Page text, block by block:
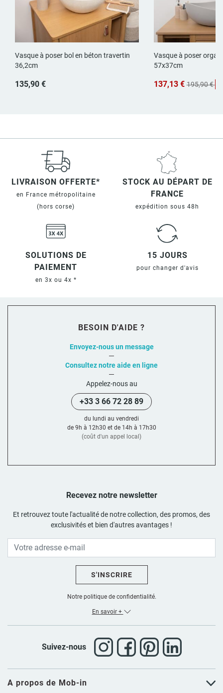
Vasque à poser bol en béton travertin
36,2cm
135,90 €
Vasque à poser
57x37cm
137,13 €195,90 €
LIVRAISON OFFERTE*
en France métropolitaine
(hors corse)
STOCK AU DÉPART DE
FRANCE
expédition sous 48h
SOLUTIONS DE
PAIEMENT
en 3x ou 4x *
15 JOURS
pour changer d'avis
A propos de Mob-in
Recevez notre newsletter
Et retrouvez toute l'actualité de notre collection, des promos, des
exclusivités et bien d'autres avantages !
S'INSCRIRE
Notre politique de confidentialité.
En savoir +
Suivez-nous
BESOIN D'AIDE ?
Envoyez-nous un message
Consultez notre aide en ligne
Appelez-nous au
+33 3 66 72 28 89
du lundi au vendredi
de 9h à 12h30 et de 14h à 17h30
(coût d'un appel local)